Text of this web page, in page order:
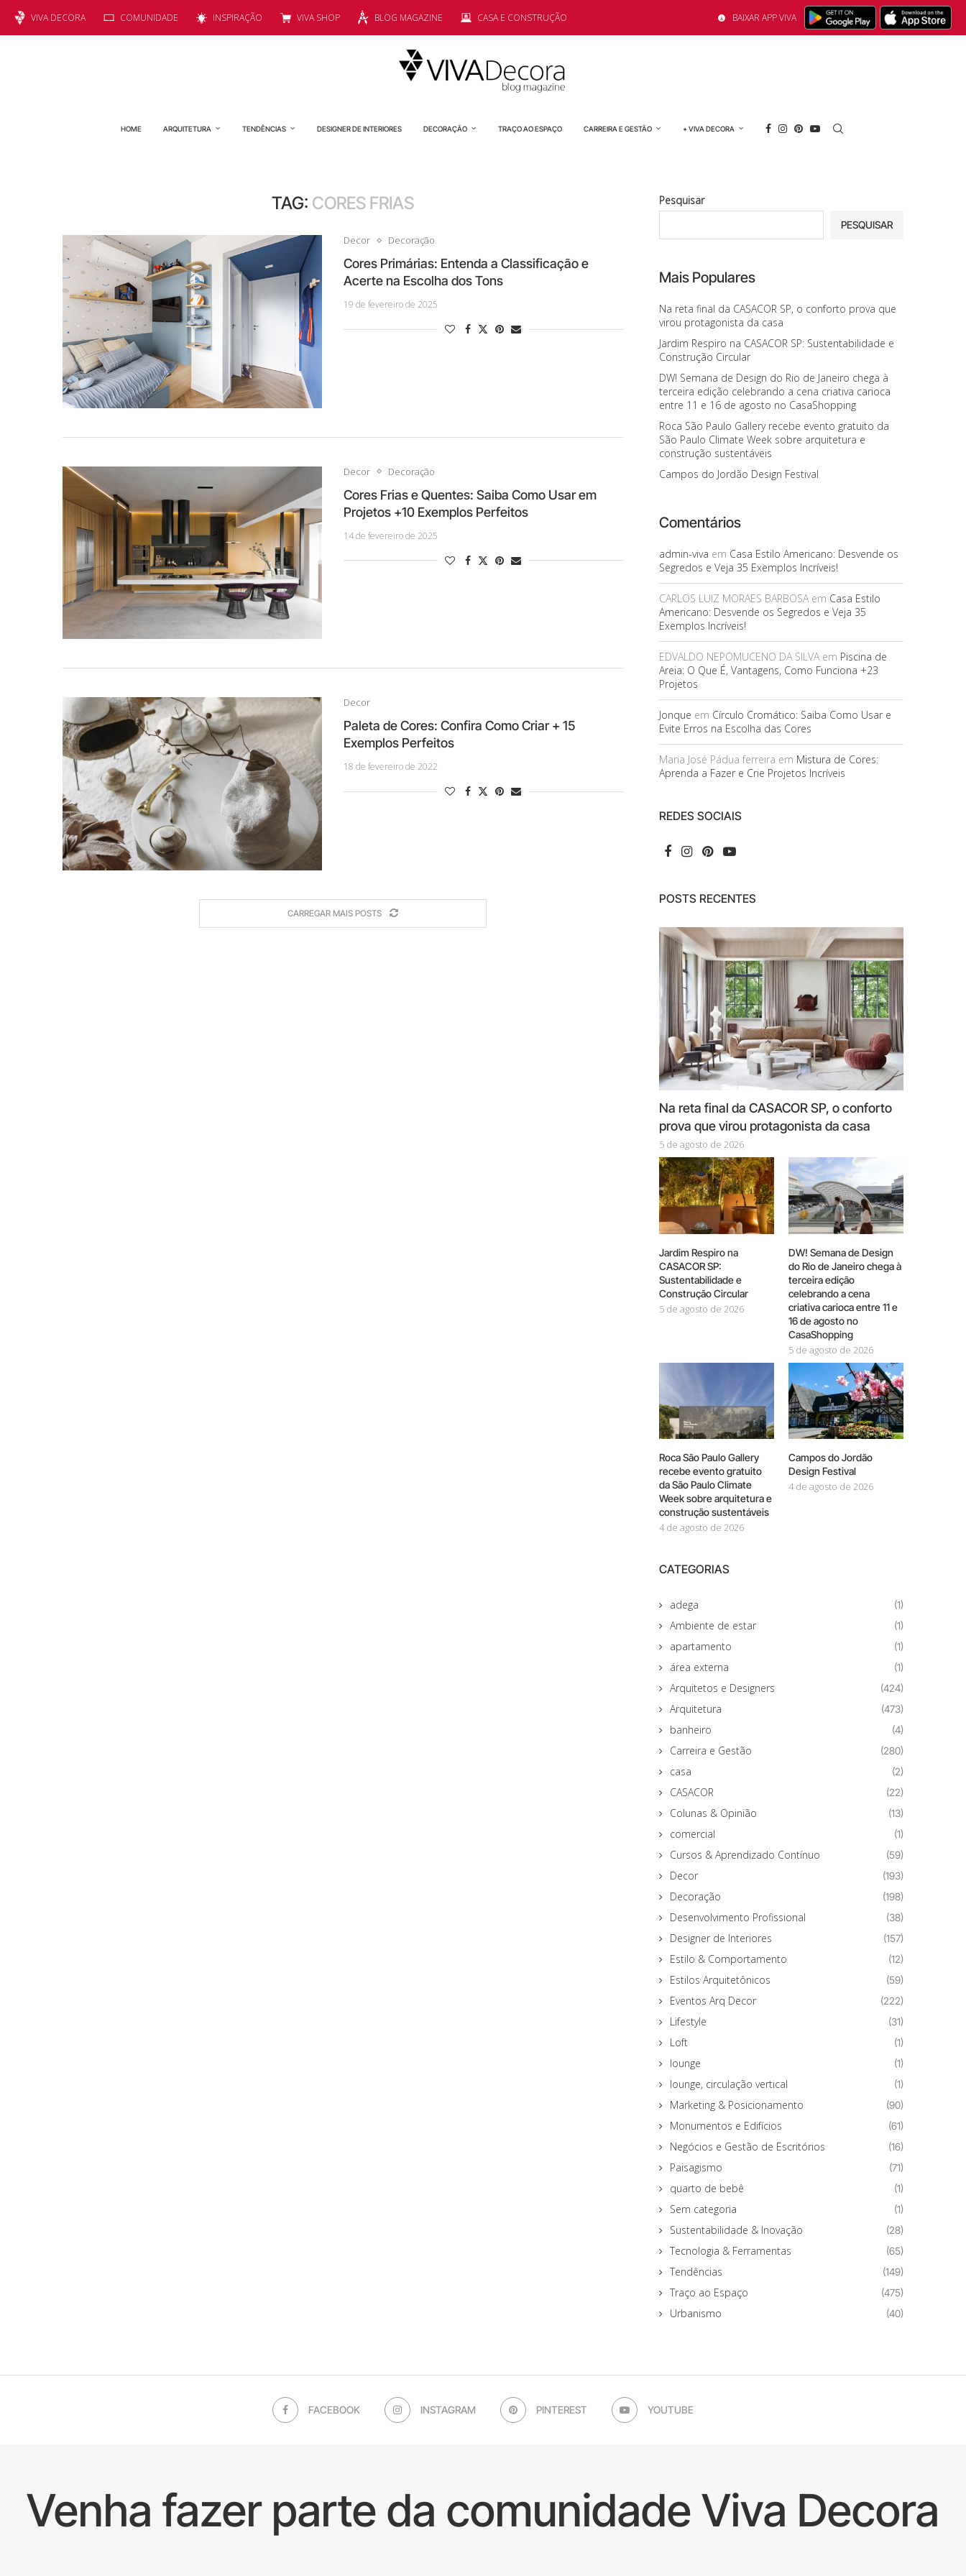
VIVA DECORA COMUNIDADE INSPIRAÇÃO VIVA SHOP BLOG MAGAZINE CASA E CONSTRUÇÃO BAIXAR APP VIVA
HOME ARQUITETURA TENDÊNCIAS DESIGNER DE INTERIORES DECORAÇÃO TRAÇO AO ESPAÇO CARREIRA E GESTÃO + VIVA DECORA
TAG: CORES FRIAS
Decor Decoração
Cores Primárias: Entenda a Classificação e
Acerte na Escolha dos Tons
19 de fevereiro de 2025
Decor Decoração
Cores Frias e Quentes: Saiba Como Usar em
Projetos +10 Exemplos Perfeitos
14 de fevereiro de 2025
Decor
Paleta de Cores: Confira Como Criar + 15
Exemplos Perfeitos
18 de fevereiro de 2022
CARREGAR MAIS POSTS
Pesquisar
PESQUISAR
Mais Populares
Na reta final da CASACOR SP, o conforto prova que
virou protagonista da casa
Jardim Respiro na CASACOR SP: Sustentabilidade e
Construção Circular
DW! Semana de Design do Rio de Janeiro chega à
terceira edição celebrando a cena criativa carioca
entre 11 e 16 de agosto no CasaShopping
Roca São Paulo Gallery recebe evento gratuito da
São Paulo Climate Week sobre arquitetura e
construção sustentáveis
Campos do Jordão Design Festival
Comentários
admin-viva em Casa Estilo Americano: Desvende os
Segredos e Veja 35 Exemplos Incríveis!
CARLOS LUIZ MORAES BARBOSAem Casa Estilo
Americano: Desvende os Segredos e Veja 35
Exemplos Incríveis!
EDVALDO NEPOMUCENO DA SILVAem Piscina de
Areia: O Que É, Vantagens, Como Funciona +23
Projetos
Jonque em Círculo Cromático: Saiba Como Usar e
Evite Erros na Escolha das Cores
Maria José Pádua ferreira em Mistura de Cores:
Aprenda a Fazer e Crie Projetos Incríveis
REDES SOCIAIS
POSTS RECENTES
Na reta final da CASACOR SP, o conforto
prova que virou protagonista da casa
5 de agosto de 2026
Jardim Respiro na
CASACOR SP:
Sustentabilidade e
Construção Circular
5 de agosto de 2026
DW! Semana de Design
do Rio de Janeiro chega à
terceira edição
celebrando a cena
criativa carioca entre 11 e
16 de agosto no
CasaShopping
5 de agosto de 2026
Roca São Paulo Gallery
recebe evento gratuito
da São Paulo Climate
Week sobre arquitetura e
construção sustentáveis
4 de agosto de 2026
Campos do Jordão
Design Festival
4 de agosto de 2026
CATEGORIAS
adega (1)
Ambiente de estar (1)
apartamento (1)
área externa (1)
Arquitetos e Designers (424)
Arquitetura (473)
banheiro (4)
Carreira e Gestão (280)
casa (2)
CASACOR (22)
Colunas & Opinião (13)
comercial (1)
Cursos & Aprendizado Contínuo (59)
Decor (193)
Decoração (198)
Desenvolvimento Profissional (38)
Designer de Interiores (157)
Estilo & Comportamento (12)
Estilos Arquitetônicos (59)
Eventos Arq Decor (222)
Lifestyle (31)
Loft (1)
lounge (1)
lounge, circulação vertical (1)
Marketing & Posicionamento (90)
Monumentos e Edifícios (61)
Negócios e Gestão de Escritórios (16)
Paisagismo (71)
quarto de bebê (1)
Sem categoria (1)
Sustentabilidade & Inovação (28)
Tecnologia & Ferramentas (65)
Tendências (149)
Traço ao Espaço (475)
Urbanismo (40)
FACEBOOK INSTAGRAM PINTEREST YOUTUBE
Venha fazer parte da comunidade Viva Decora